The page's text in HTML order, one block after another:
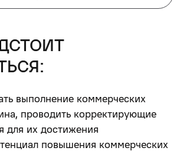
выполнение коммерческих
проводить корректирующие
для их достижения
повышения коммерческих